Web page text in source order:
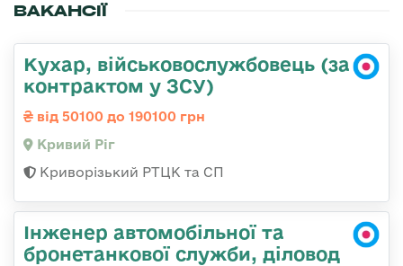
ВАКАНСІЇ
Кухар, військовослужбовець (за
контрактом у ЗСУ)
від 50100 до 190100 грн
Кривий Ріг
Криворізький РТЦК та СП
Інженер автомобільної та
бронетанкової служби, діловод